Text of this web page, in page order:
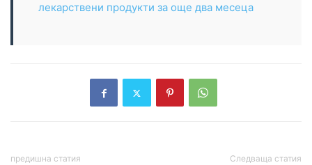
лекарствени продукти за още два месеца
предишна статия Следваща статия